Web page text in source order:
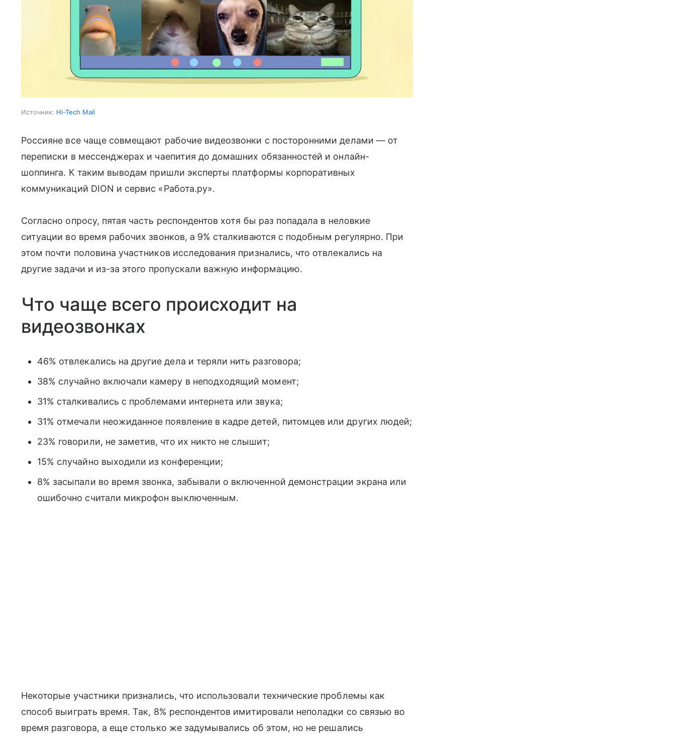
Источник: Hi-Tech Mail
Россияне все чаще совмещают рабочие видеозвонки с посторонними делами — от
переписки в мессенджерах и чаепития до домашних обязанностей и онлайн-
шоппинга. К таким выводам пришли эксперты платформы корпоративных
коммуникаций DION и сервис «Работа.ру».
Согласно опросу, пятая часть респондентов хотя бы раз попадала в неловкие
ситуации во время рабочих звонков, а 9% сталкиваются с подобным регулярно. При
этом почти половина участников исследования признались, что отвлекались на
другие задачи и из-за этого пропускали важную информацию.
Что чаще всего происходит на
видеозвонках
46% отвлекались на другие дела и теряли нить разговора;
38% случайно включали камеру в неподходящий момент;
31% сталкивались с проблемами интернета или звука;
31% отмечали неожиданное появление в кадре детей, питомцев или других людей;
23% говорили, не заметив, что их никто не слышит;
15% случайно выходили из конференции;
8% засыпали во время звонка, забывали о включенной демонстрации экрана или
ошибочно считали микрофон выключенным.
Некоторые участники признались, что использовали технические проблемы как
способ выиграть время. Так, 8% респондентов имитировали неполадки со связью во
время разговора, а еще столько же задумывались об этом, но не решались